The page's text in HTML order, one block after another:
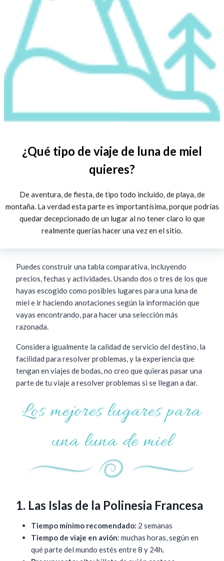
¿Qué tipo de viaje de luna de miel
quieres?
De aventura, de fiesta, de tipo todo incluído, de playa, de
montaña. La verdad esta parte es importantísima, porque podrías
quedar decepcionado de un lugar al no tener claro lo que
realmente querías hacer una vez en el sitio.
Puedes construir una tabla comparativa, incluyendo
precios, fechas y actividades. Usando dos o tres de los que
hayas escogido como posibles lugares para una luna de
miel e ir haciendo anotaciones según la información que
vayas encontrando, para hacer una selección más
razonada.
Considera igualmente la calidad de servicio del destino, la
facilidad para resolver problemas, y la experiencia que
tengan en viajes de bodas, no creo que quieras pasar una
parte de tu viaje a resolver problemas si se llegan a dar.
Los mejores lugares para
una luna de miel
1. Las Islas de la Polinesia Francesa
Tiempo mínimo recomendado: 2 semanas
Tiempo de viaje en avión: muchas horas, según en
qué parte del mundo estés entre 8 y 24h.